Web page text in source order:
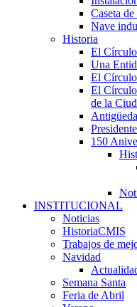
Caseta de
Nave
Historia
El
Una
El
El
de la
150
INSTITUCIONAL
Noticias
HistoriaCMIS
Trabajos de
Navidad
Semana Santa
Feria de Abril